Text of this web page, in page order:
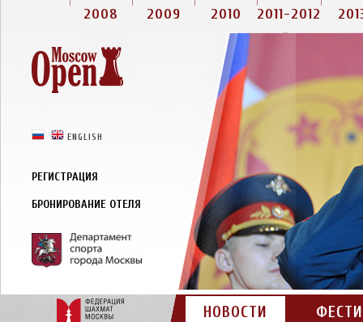
2011-2012
2010
2009
2008
РУССКИЙENGLISH
РЕГИСТРАЦИЯ
БРОНИРОВАНИЕ ОТЕЛЯ
НОВОСТИ